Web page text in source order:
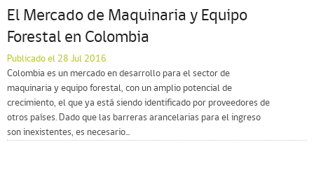
El Mercado de Maquinaria y Equipo
Forestal en Colombia
Publicado el 28 Jul 2016
Colombia es un mercado en desarrollo para el sector de
maquinaria y equipo forestal, con un amplio potencial de
crecimiento, el que ya está siendo identificado por proveedores de
otros países. Dado que las barreras arancelarias para el ingreso
son inexistentes, es necesario...